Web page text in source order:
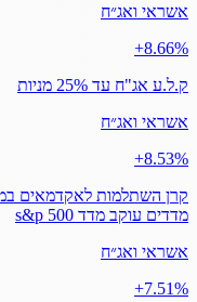
אשראי ואג״ח
‎+8.66%
ק.ל.ע אג"ח עד 25% מניות
אשראי ואג״ח
‎+8.53%
קרן השתלמות לאקדמאים
מדדים עוקב מדד s&p 500
אשראי ואג״ח
‎+7.51%